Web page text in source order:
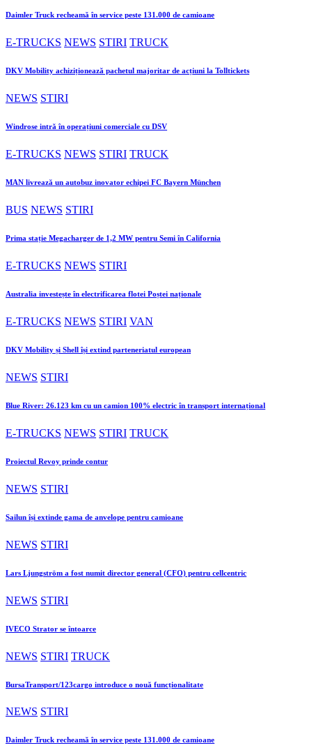
Daimler Truck recheamă în service peste 131.000 de camioane
E-TRUCKS NEWS STIRI TRUCK
DKV Mobility achiziționează pachetul majoritar de acțiuni la Tolltickets
NEWS STIRI
Windrose intră în operațiuni comerciale cu DSV
E-TRUCKS NEWS STIRI TRUCK
MAN livrează un autobuz inovator echipei FC Bayern München
BUS NEWS STIRI
Prima stație Megacharger de 1,2 MW pentru Semi în California
E-TRUCKS NEWS STIRI
Australia investește în electrificarea flotei Poștei naționale
E-TRUCKS NEWS STIRI VAN
DKV Mobility și Shell își extind parteneriatul european
NEWS STIRI
Blue River: 26.123 km cu un camion 100% electric în transport internațional
E-TRUCKS NEWS STIRI TRUCK
Proiectul Revoy prinde contur
NEWS STIRI
Sailun își extinde gama de anvelope pentru camioane
NEWS STIRI
Lars Ljungström a fost numit director general (CFO) pentru cellcentric
NEWS STIRI
IVECO Strator se întoarce
NEWS STIRI TRUCK
BursaTransport/123cargo introduce o nouă funcționalitate
NEWS STIRI
Daimler Truck recheamă în service peste 131.000 de camioane